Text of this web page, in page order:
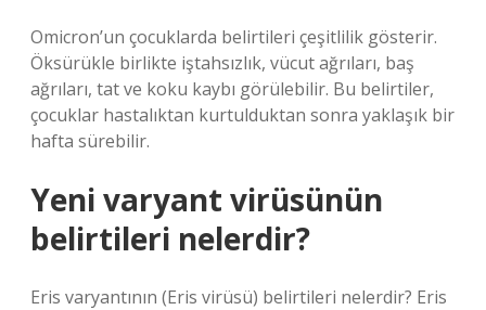
Omicron’un çocuklarda belirtileri çeşitlilik gösterir.
Öksürükle birlikte iştahsızlık, vücut ağrıları, baş
ağrıları, tat ve koku kaybı görülebilir. Bu belirtiler,
çocuklar hastalıktan kurtulduktan sonra yaklaşık bir
hafta sürebilir.
Yeni varyant virüsünün
belirtileri nelerdir?
Eris varyantının (Eris virüsü) belirtileri nelerdir? Eris